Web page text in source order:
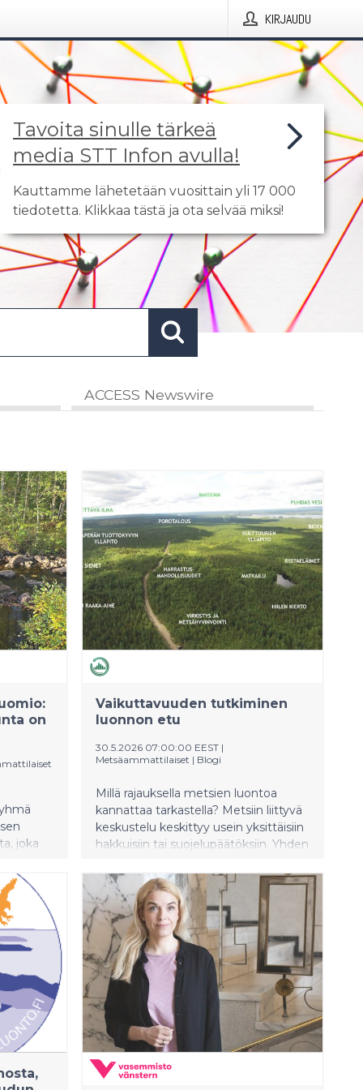
KIRJAUDU
Tavoita sinulle tärkeä
media STT Infon avulla!
Kauttamme lähetetään vuosittain yli 17 000
tiedotetta. Klikkaa tästä ja ota selvää miksi!
ACCESS Newswire
on
joka
ja
useita
Vaikuttavuuden tutkiminen
luonnon etu
30.5.2026 07:00:00 EEST |
Metsäammattilaiset | Blogi
Millä rajauksella metsien luontoa
kannattaa tarkastella? Metsiin liittyvä
keskustelu keskittyy usein yksittäisiin
hakkuisiin tai suojelupäätöksiin. Yhden
voimakkaita tunteita, ja paikallisesti
tarkasteltuna vaikutukset voivatkin
olla merkittäviä. Monella tapaa ja eri
tavoin eri henkilöille. Mutta mitä
tapahtuu, kun metsiin liittyviä
päätöksiä tarkastellaan laajemmassa
mittakaavassa – maakunnallisesti,
valtakunnallisesti tai jopa globaalisti?